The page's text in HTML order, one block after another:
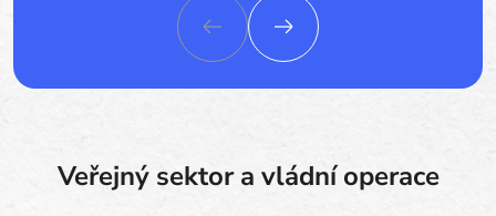
Veřejný sektor a vládní operace